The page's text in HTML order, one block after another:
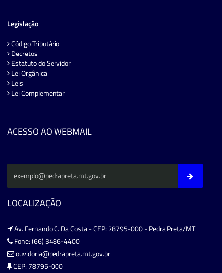
Legislação
Código Tributário
Decretos
Estatuto do Servidor
Lei Orgânica
Leis
Lei Complementar
ACESSO AO WEBMAIL
LOCALIZAÇÃO
Av. Fernando C. Da Costa - CEP: 78795-000 - Pedra Preta/MT
Fone: (66) 3486-4400
ouvidoria@pedrapreta.mt.gov.br
CEP: 78795-000